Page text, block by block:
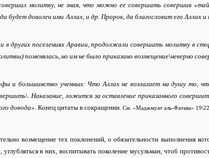
молитву, не зная, что можно ее совершать совершив
будет доволен ими Аллах, и др. Пророк, да благословит его Аллах и
в других поселениях Аравии, продолжали совершать молитву в
поменялась, но им не было приказано возмещение\неверно
и большинство ученных: Что Аллах не возлагает на душу то,
Наказание, ложится за оставление приказанного
довода». Конец цитаты в сокращении. См. «Маджмуат аль-Фатава»
возмещение тех поклонений, о обязательности выполнения
в них, воспитывать поколение мусульман, чтоб